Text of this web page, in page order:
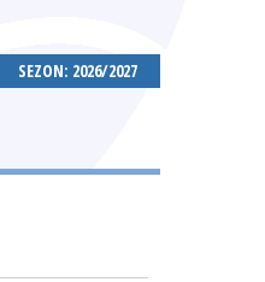
SEZON: 2026/2027